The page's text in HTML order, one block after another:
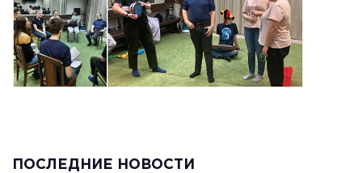
ПОСЛЕДНИЕ НОВОСТИ